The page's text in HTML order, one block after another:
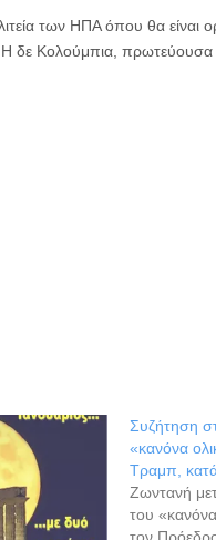
των ΗΠΑ όπου θα είναι
δε Κολούμπια, πρωτεύουσα
Συζήτηση
«κανόνα
Τραμπ,
Ζωντανή
του